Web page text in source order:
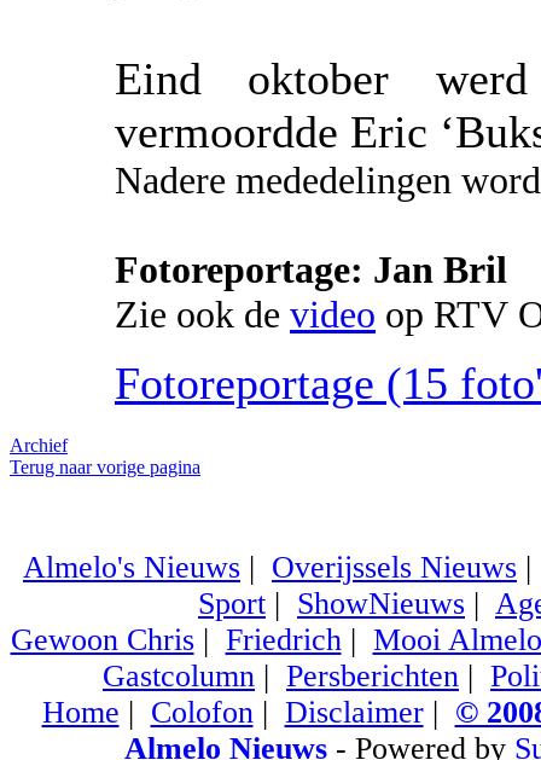
Eind oktober
vermoordde Eric
Nadere mededelingen
Fotoreportage: Jan Bril
Zie ook de video op RTV
Fotoreportage (15
Archief
Terug naar vorige pagina
Almelo's Nieuws | Overijssels Nieuws
Sport | ShowNieuws |
Gewoon Chris| Friedrich| Mooi Almelo
Gastcolumn | Persberichten |
Home | Colofon| Disclaimer| ©
Almelo Nieuws - Powered by